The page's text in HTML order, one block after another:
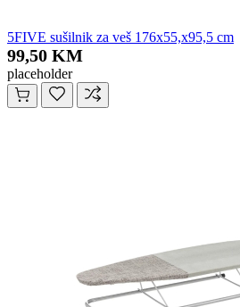
5FIVE sušilnik za veš 176x55,x95,5 cm
99,50 KM
placeholder